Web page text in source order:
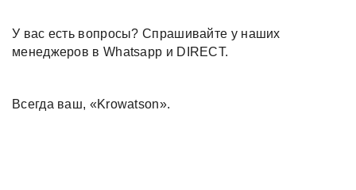
У вас есть вопросы? Спрашивайте у наших
менеджеров в Whatsapp и DIRECT.
Всегда ваш, «Krowatson».